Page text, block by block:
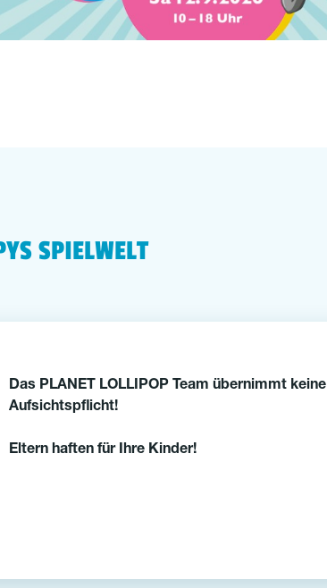
SPIELWELT
Das PLANET LOLLIPOP Team übernimmt keine
Aufsichtspflicht!
Eltern haften für Ihre Kinder!